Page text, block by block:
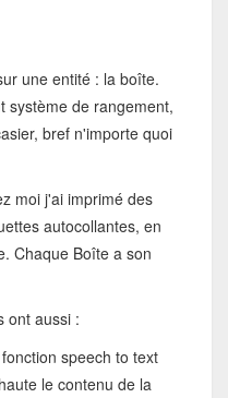
une entité : la boîte.
système de rangement,
bref n'importe quoi
moi j'ai imprimé des
autocollantes, en
Chaque Boîte a son
ont aussi :
speech to text
le contenu de la